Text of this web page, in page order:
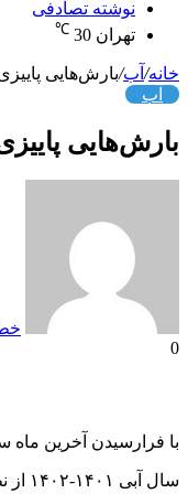
نوشته تصادفی
تهران 30
℃
خانه/ آب/بارش‌هایی
آب
بارش‌هایی
خط
0
با فرارسیدن آخرین ماه سال آبی ۱۴۰۱-۱۴۰۲ بارش‌های کشور در منطقه حاشیه دریای خزر آغاز شده و بر اساس پیش‌بینی‌های بلند مدت، ایران در فصل
سال آبی ۱۴۰۱-۱۴۰۲ از نظر رتبه بارشی سی‌وهشتمین سال کشور در بین ۵۵ سال اخیر بوده و سومین خشکسالی پیاپی ایران را رقم زده است.